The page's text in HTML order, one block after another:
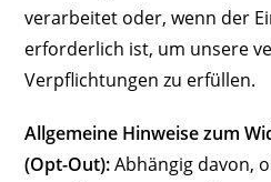
verarbeitet oder, wenn der
erforderlich ist, um unsere
Verpflichtungen zu erfüllen.
Allgemeine Hinweise zum
(Opt-Out):Abhängig davon,